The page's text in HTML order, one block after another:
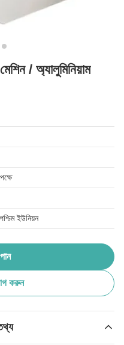
মেশিন / অ্যালুমিনিয়াম
ইউনিয়ন
করুন